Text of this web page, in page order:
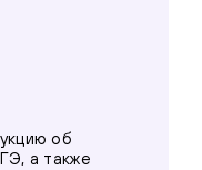
об
а также